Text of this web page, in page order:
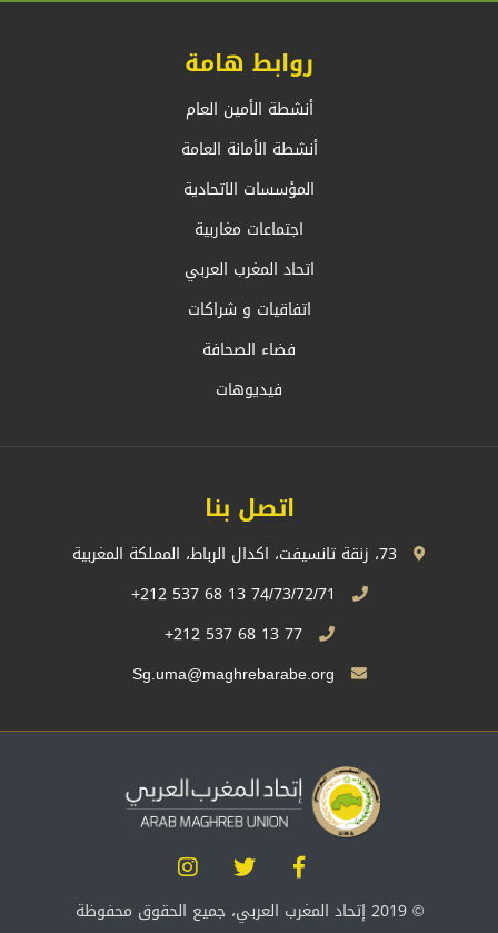
روابط هامة
أنشطة الأمين العام
أنشطة الأمانة العامة
المؤسسات الاتحادية
اجتماعات مغاربية
اتحاد المغرب العربي
اتفاقيات و شراكات
فضاء الصحافة
فيديوهات
اتصل بنا
77 13 68 537 212+
© 2019 إتحاد المغرب العربي، جميع الحقوق محفوظة